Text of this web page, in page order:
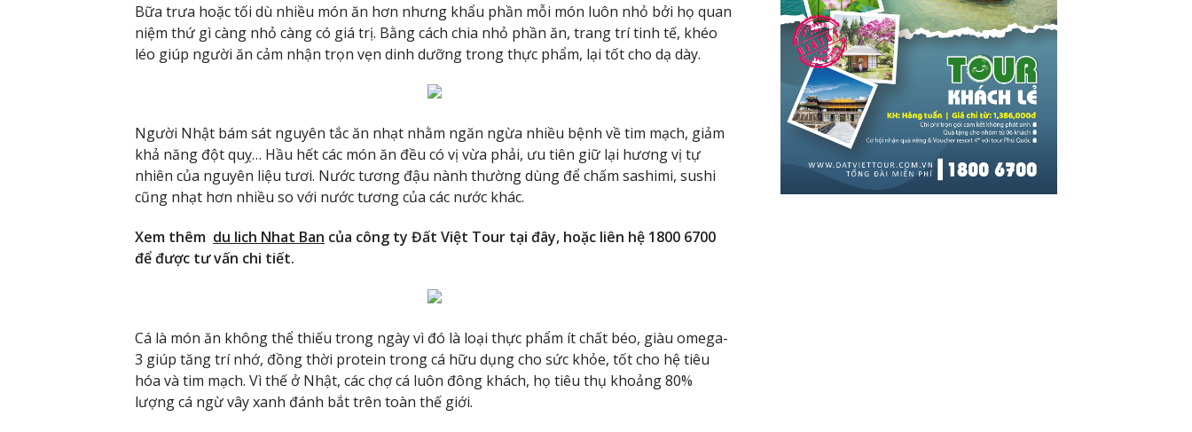
Bữa trưa hoặc tối dù nhiều món ăn hơn nhưng khẩu phần mỗi món luôn nhỏ bởi họ quan
niệm thứ gì càng nhỏ càng có giá trị. Bằng cách chia nhỏ phần ăn, trang trí tinh tế, khéo
léo giúp người ăn cảm nhận trọn vẹn dinh dưỡng trong thực phẩm, lại tốt cho dạ dày.
Người Nhật bám sát nguyên tắc ăn nhạt nhằm ngăn ngừa nhiều bệnh về tim mạch, giảm
khả năng đột quỵ… Hầu hết các món ăn đều có vị vừa phải, ưu tiên giữ lại hương vị tự
nhiên của nguyên liệu tươi. Nước tương đậu nành thường dùng để chấm sashimi, sushi
cũng nhạt hơn nhiều so với nước tương của các nước khác.
Xem thêm du lich Nhat Ban của công ty Đất Việt Tour tại đây, hoặc liên hệ 1800 6700
để được tư vấn chi tiết.
Cá là món ăn không thể thiếu trong ngày vì đó là loại thực phẩm ít chất béo, giàu omega-
3 giúp tăng trí nhớ, đồng thời protein trong cá hữu dụng cho sức khỏe, tốt cho hệ tiêu
hóa và tim mạch. Vì thế ở Nhật, các chợ cá luôn đông khách, họ tiêu thụ khoảng 80%
lượng cá ngừ vây xanh đánh bắt trên toàn thế giới.